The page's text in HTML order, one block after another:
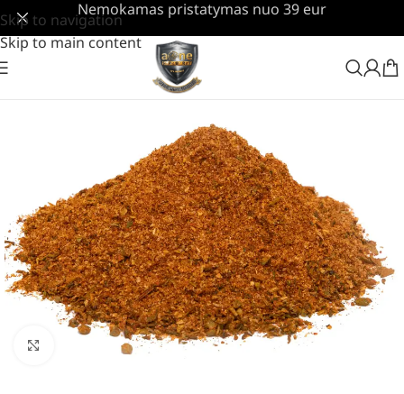
Skip to navigation
Skip to main content
Nemokamas pristatymas nuo 39 eur